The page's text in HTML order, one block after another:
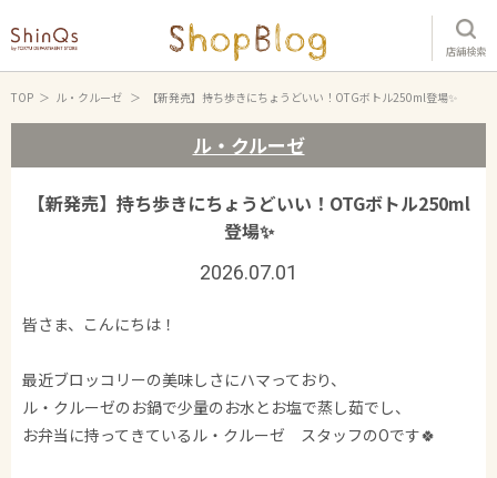
店舗検索
TOP ル・クルーゼ 【新発売】持ち歩きにちょうどいい！OTGボトル250ml登場✨
ル・クルーゼ
【新発売】持ち歩きにちょうどいい！OTGボトル250ml
登場✨
2026.07.01
皆さま、こんにちは！
最近ブロッコリーの美味しさにハマっており、
ル・クルーゼのお鍋で少量のお水とお塩で蒸し茹でし、
お弁当に持ってきているル・クルーゼ スタッフのOです🍀